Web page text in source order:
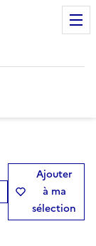
Ajouter
à ma
sélection